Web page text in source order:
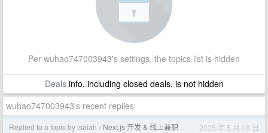
Per wuhao747003943's settings, the topics list is hidden
Dealsinfo, including closed deals, is not hidden
wuhao747003943's recent replies
Replied to a topic by lsaiah › Next.js 开发 & 线上兼职 2025 年 5 月 18 日